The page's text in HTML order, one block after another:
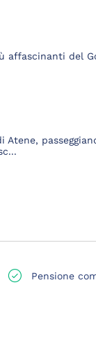
affascinanti del
Atene,
Pensione